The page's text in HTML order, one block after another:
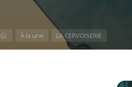
À la une LA CERVOISERIE